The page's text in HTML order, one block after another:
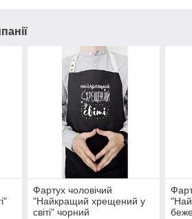
Фартух чоловічий
"Найкращий хрещений у
світі" чорний